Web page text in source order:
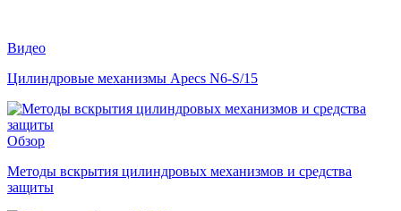
Видео
Цилиндровые механизмы Apecs N6-S/15
Обзор
Методы вскрытия цилиндровых механизмов и средства
защиты